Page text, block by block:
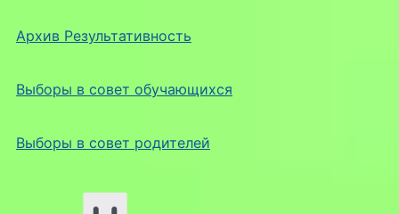
Архив Результативность
Выборы в совет обучающихся
Выборы в совет родителей